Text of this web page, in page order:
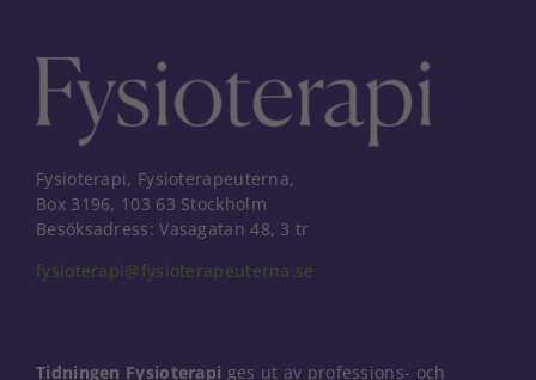
Fysioterapi, Fysioterapeuterna,
Box 3196, 103 63 Stockholm
Besöksadress: Vasagatan 48, 3 tr
fysioterapi@fysioterapeuterna.se
Tidningen Fysioterapi ges ut av professions- och